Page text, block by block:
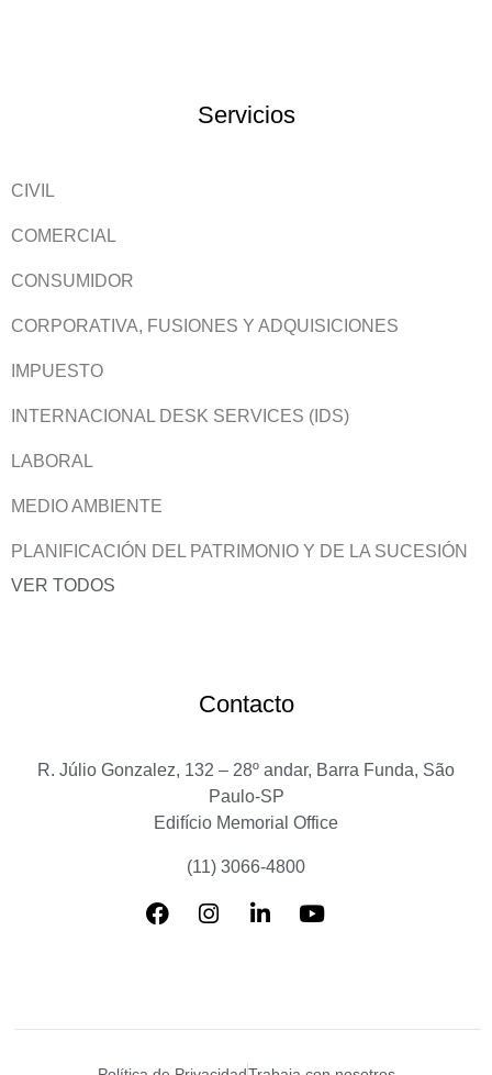
Servicios
CIVIL
COMERCIAL
CONSUMIDOR
CORPORATIVA, FUSIONES Y ADQUISICIONES
IMPUESTO
INTERNACIONAL DESK SERVICES (IDS)
LABORAL
MEDIO AMBIENTE
PLANIFICACIÓN DEL PATRIMONIO Y DE LA SUCESIÓN
VER TODOS
Contacto
R. Júlio Gonzalez, 132 – 28º andar, Barra Funda, São
Paulo-SP
Edifício Memorial Office
(11) 3066-4800